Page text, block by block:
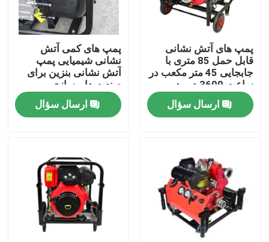
تور کارخانه
کنترل کیفیت
با ما تماس بگیرید
ژنراتورهای جوشکاری بنزینی
دیزل ژنراتور جوش
پمپ های آتش نشانی
قابل حمل 85 متری با
جابجایی 45 متر مکعب در
ساعت 3600 دور در
دقیقه
ارسال سؤال
پمپ های کمی آتش
نشانی شیمیایی پمپ
آتش نشانی بنزین برای
صنعت داروسازی
ارسال سؤال